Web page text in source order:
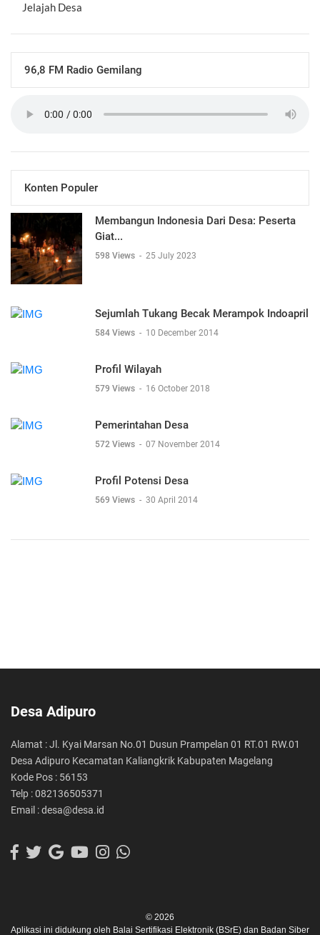
Jelajah Desa
96,8 FM Radio Gemilang
Konten Populer
Membangun Indonesia Dari Desa: Peserta
Giat...
598 Views - 25 July 2023
Sejumlah Tukang Becak Merampok Indoapril
584 Views - 10 December 2014
Profil Wilayah
579 Views - 16 October 2018
Pemerintahan Desa
572 Views - 07 November 2014
Profil Potensi Desa
569 Views - 30 April 2014
Desa Adipuro
Alamat : Jl. Kyai Marsan No.01 Dusun Prampelan 01 RT.01 RW.01
Desa Adipuro Kecamatan Kaliangkrik Kabupaten Magelang
Kode Pos : 56153
Telp : 082136505371
Email : desa@desa.id
© 2026
Aplikasi ini didukung oleh Balai Sertifikasi Elektronik (BSrE) dan Badan Siber